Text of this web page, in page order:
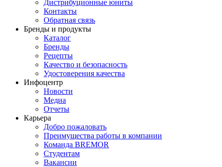
Дистрибуционные юниты
Контакты
Обратная связь
Бренды и продукты
Каталог
Бренды
Рецепты
Качество и безопасность
Удостоверения качества
Инфоцентр
Новости
Медиа
Отчеты
Карьера
Добро пожаловать
Преимущества работы в компании
Команда BREMOR
Студентам
Вакансии